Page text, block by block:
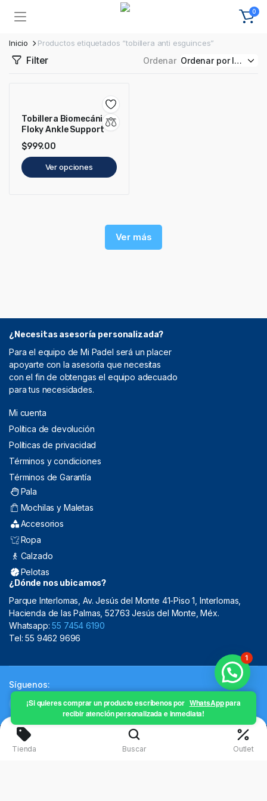
0
Inicio Productos etiquetados “tobillera anti esguinces”
Filter Ordenar
Tobillera Biomecánica
Floky Ankle Support
$999.00
Ver opciones
Ver más
¿Necesitas asesoría personalizada?
Para el equipo de Mi Padel será un placer
apoyarte con la asesoría que necesitas
con el fin de obtengas el equipo adecuado
para tus necesidades.
Mi cuenta
Política de devolución
Políticas de privacidad
Términos y condiciones
Términos de Garantía
Pala
Mochilas y Maletas
Accesorios
Ropa
Calzado
Pelotas
¿Dónde nos ubicamos?
Parque Interlomas, Av. Jesús del Monte 41-Piso 1, Interlomas,
Hacienda de las Palmas, 52763 Jesús del Monte, Méx.
Whatsapp:55 7454 6190
Tel: 55 9462 9696
Síguenos:
Copyright 2024 © Mistral Sporting Goods 2024
¡Si quieres comprar un producto escríbenos por WhatsApppara
recibir atención personalizada e inmediata!
Tienda Buscar Outlet
1